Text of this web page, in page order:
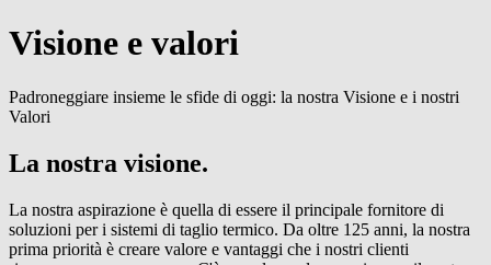
Visione e valori
Padroneggiare insieme le sfide di oggi: la nostra Visione e i nostri
Valori
La nostra visione.
La nostra aspirazione è quella di essere il principale fornitore di
soluzioni per i sistemi di taglio termico. Da oltre 125 anni, la nostra
prima priorità è creare valore e vantaggi che i nostri clienti